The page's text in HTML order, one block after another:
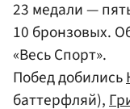
23 медали —
10 бронзовых.
«Весь Спорт».
Побед добились
баттерфляй),